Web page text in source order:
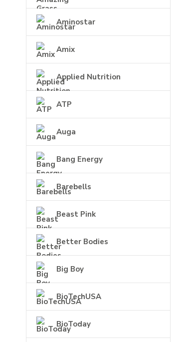
Aminostar
Amix
Applied Nutrition
ATP
Auga
Bang Energy
Barebells
Beast Pink
Better Bodies
Big Boy
BioTechUSA
BioToday